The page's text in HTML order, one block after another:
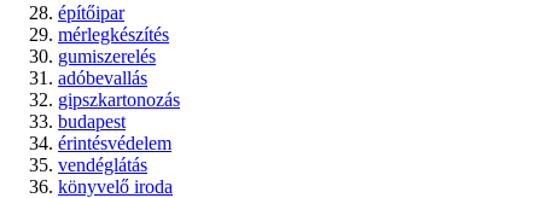
építőipar
mérlegkészítés
gumiszerelés
adóbevallás
gipszkartonozás
budapest
érintésvédelem
vendéglátás
könyvelő iroda